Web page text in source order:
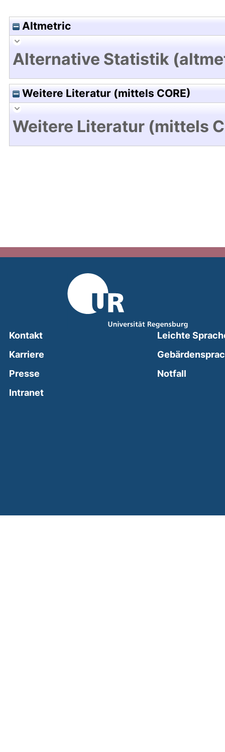
Altmetric
Alternative Statistik
Weitere Literatur (mittels CORE)
Weitere Literatur (mittels
Kontakt
Karriere
Presse
Intranet(external link, opens in a new window)
Leichte
Notfall